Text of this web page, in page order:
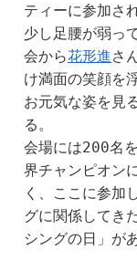
ティーに参加さ
少し足腰が弱っ
会から花形進さ
け満面の笑顔を
お元気な姿を見
る。
会場には200名
界チャンピオン
く、ここに参加
グに関係してき
シングの日」が